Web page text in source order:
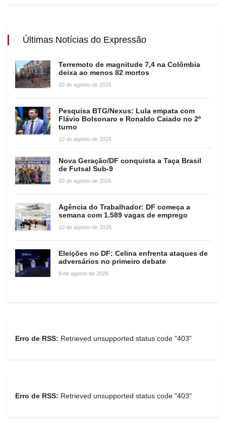
Últimas Notícias do Expressão
Terremoto de magnitude 7,4 na Colômbia
deixa ao menos 82 mortos
10 de agosto de 2026
Pesquisa BTG/Nexus: Lula empata com
Flávio Bolsonaro e Ronaldo Caiado no 2º
turno
10 de agosto de 2026
Nova Geração/DF conquista a Taça Brasil
de Futsal Sub-9
10 de agosto de 2026
Agência do Trabalhador: DF começa a
semana com 1.589 vagas de emprego
10 de agosto de 2026
Eleições no DF: Celina enfrenta ataques de
adversários no primeiro debate
9 de agosto de 2026
Erro de RSS: Retrieved unsupported status code "403"
Erro de RSS: Retrieved unsupported status code "403"